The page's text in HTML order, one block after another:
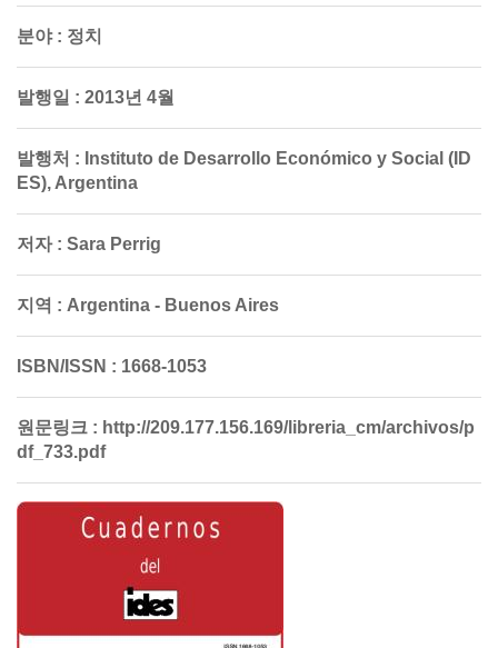
분야 : 정치
발행일 : 2013년 4월
발행처 : Instituto de Desarrollo Económico y Social (ID
ES), Argentina
저자 : Sara Perrig
지역 : Argentina - Buenos Aires
ISBN/ISSN : 1668-1053
원문링크 : http://209.177.156.169/libreria_cm/archivos/p
df_733.pdf